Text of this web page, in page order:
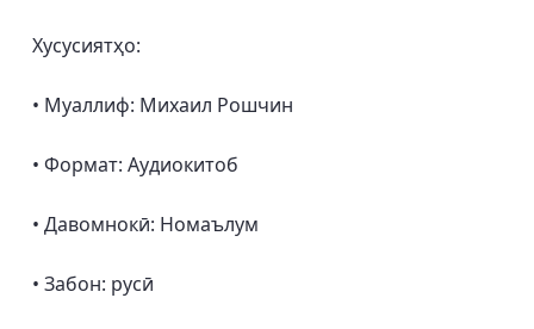
Хусусиятҳо:
• Муаллиф: Михаил Рошчин
• Формат: Аудиокитоб
• Давомнокӣ: Номаълум
• Забон: русӣ